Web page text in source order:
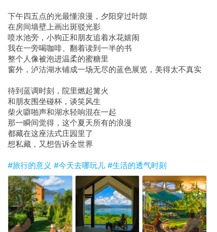
下午四五点的光最懂浪漫，夕阳穿过叶隙
在房间墙壁上画出斑驳光影
喷水池旁，小狗正和朋友追着水花嬉闹
我在一旁喝咖啡、翻着读到一半的书
整个人像被泡进温柔的蜜糖里
窗外，泸沽湖水铺成一场无尽的蓝色展览，美得太不真实
待到蓝调时刻，院里燃起篝火
和朋友围坐碰杯，谈笑风生
柴火噼啪声和湖水轻响混在一起
那一瞬间觉得，这个夏天所有的浪漫
都藏在这座法式庄园里了
想私藏，又想告诉全世界
#旅行的意义 #今天去哪玩儿 #生活的透气时刻